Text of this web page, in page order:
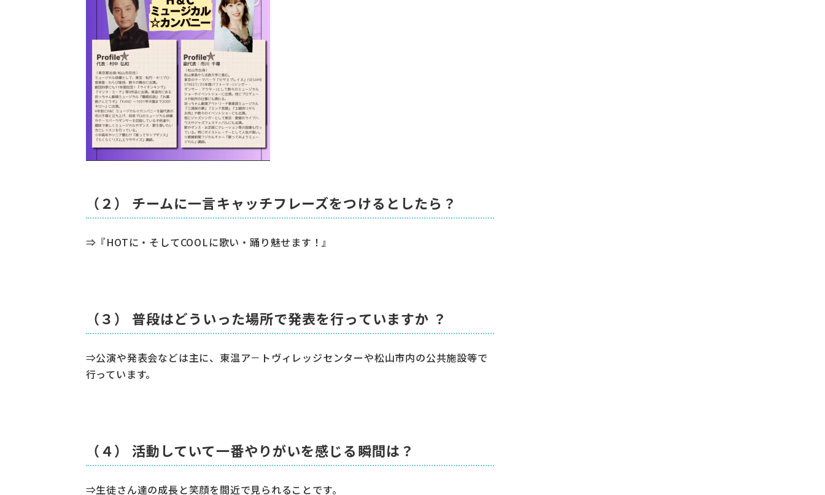
（２） チームに一言キャッチフレーズをつけるとしたら？
⇒『HOTに・そしてCOOLに歌い・踊り魅せます！』
（３） 普段はどういった場所で発表を行っていますか ？
⇒公演や発表会などは主に、東温ア－トヴィレッジセンターや松山市内の公共施設等で
行っています。
（４） 活動していて一番やりがいを感じる瞬間は？
⇒生徒さん達の成長と笑顔を間近で見られることです。